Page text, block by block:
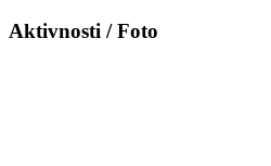
Aktivnosti / Foto